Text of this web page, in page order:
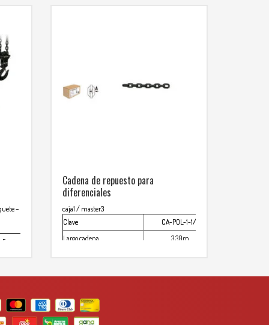
–
5
Cadena de repuesto para
diferenciales
caja1 / master3
Clave
CA-POL-1-1/2
Largo cadena
3.30m